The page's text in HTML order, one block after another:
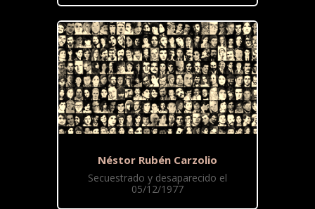
Néstor Rubén Carzolio
Secuestrado y desaparecido el
05/12/1977